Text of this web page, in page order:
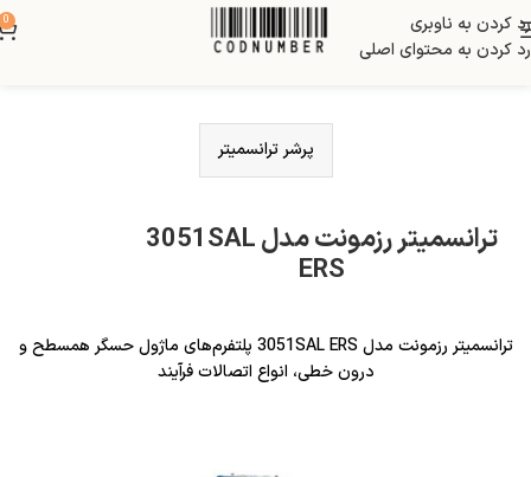
رد کردن به ناوبری
رد کردن به محتوای اصلی
0
پرشر ترانسمیتر
ترانسمیتر رزمونت مدل 3051SAL
ERS
ترانسمیتر رزمونت مدل 3051SAL ERS پلتفرم‌های ماژول حسگر همسطح و
درون خطی، انواع اتصالات فرآیند